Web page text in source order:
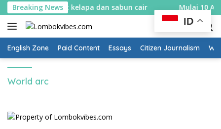
Skip
to
content
Breaking News
spons sabut kelapa dan sabun cair Mulai 10
English Zone Paid Content Essays Citizen Journalism
World arc
ID